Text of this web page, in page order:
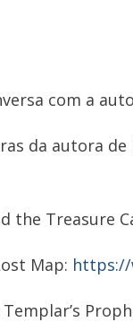
com a
da autora
the Treasure
Map: https://